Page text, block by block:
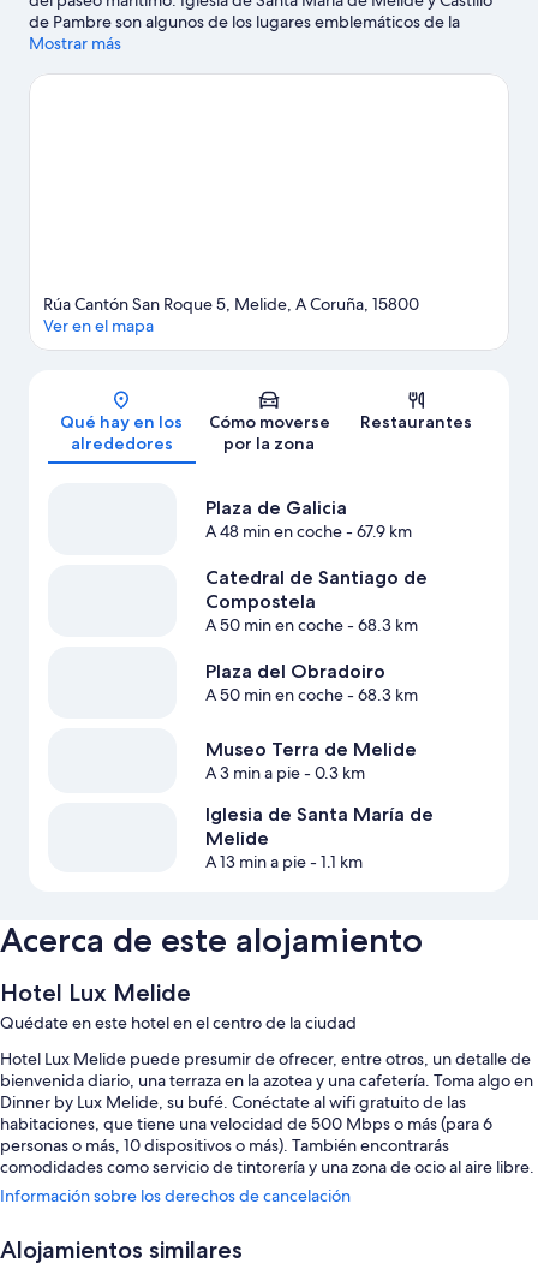
de Pambre son algunos de los lugares emblemáticos de la
región, cuya belleza natural puedes admirar en Praia do Furelos
libre, como el ecoturismo o el ciclismo de montaña.
Mostrar más
Mapa
Rúa Cantón San Roque 5, Melide, A Coruña, 15800
Ver en el mapa
Qué hay en los
alrededores
Cómo moverse
por la zona
Restaurantes
Plaza de Galicia
A 48 min en coche- 67.9 km
Catedral de Santiago de
Compostela
A 50 min en coche- 68.3 km
Plaza del Obradoiro
A 50 min en coche- 68.3 km
Museo Terra de Melide
A 3 min a pie- 0.3 km
Iglesia de Santa María de
Melide
A 13 min a pie- 1.1 km
Acerca de este alojamiento
Hotel Lux Melide
Quédate en este hotel en el centro de la ciudad
Hotel Lux Melide puede presumir de ofrecer, entre otros, un detalle de
bienvenida diario, una terraza en la azotea y una cafetería. Toma algo en
Dinner by Lux Melide, su bufé. Conéctate al wifi gratuito de las
habitaciones, que tiene una velocidad de 500 Mbps o más (para 6
personas o más, 10 dispositivos o más). También encontrarás
comodidades como servicio de tintorería y una zona de ocio al aire libre.
Estos son otros servicios:
Desayuno bufé (de pago), bicicletas de alquiler y un servicio de
transporte desde y hasta el aeropuerto (de pago)
Información sobre los derechos de cancelación
Alojamientos similares